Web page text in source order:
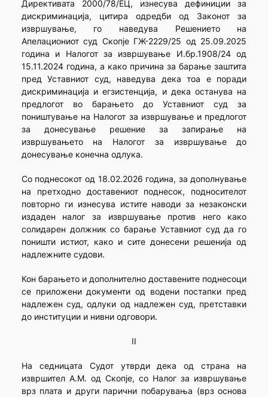
Директивата 2000/78/ЕЦ, изнесува дефиниции за
дискриминација, цитира одредби од Законот за
извршување, го наведува Решението на
Апелациониот суд Скопје ГЖ-2229/25 од 25.09.2025
година и Налогот за извршување И.бр.1908/24 од
15.11.2024 година, а како причина за барање заштита
пред Уставниот суд, наведува дека тоа е поради
дискриминација и егзистенција, и дека останува на
предлогот во барањето до Уставниот суд за
поништување на Налогот за извршување и предлогот
за донесување решение за запирање на
извршувањето на Налогот за извршување до
донесување конечна одлука.
Со поднесокот од 18.02.2026 година, за дополнување
на претходно доставениот поднесок, подносителот
повторно ги изнесува истите наводи за незаконски
издаден налог за извршување против него како
солидарен должник со барање Уставниот суд да го
поништи истиот, како и сите донесени решенија од
надлежните судови.
Кон барањето и дополнително доставените поднесоци
се приложени документи од водени постапки пред
надлежен суд, одлуки од надлежен суд, претставки
до институции и нивни одговори.
II
На седницата Судот утврди дека од страна на
извршител А.М. од Скопје, со Налог за извршување
врз плата и други парични побарувања (врз основа